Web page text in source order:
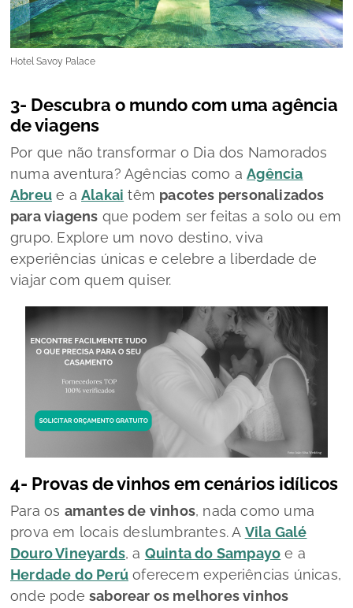
Hotel Savoy Palace
3- Descubra o mundo com uma agência
de viagens
Por que não transformar o Dia dos Namorados
numa aventura? Agências como aAgência
Abreu e a Alakai têm pacotes personalizados
para viagens que podem ser feitas a solo ou em
grupo. Explore um novo destino, viva
experiências únicas e celebre a liberdade de
viajar com quem quiser.
4- Provas de vinhos em cenários idílicos
Para os amantes de vinhos, nada como uma
prova em locais deslumbrantes. A Vila Galé
Douro Vineyards, a Quinta do Sampayo e a
Herdade do Perú oferecem experiências únicas,
onde pode saborear os melhores vinhos